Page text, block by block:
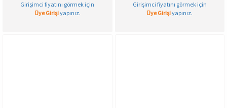
Girişimci fiyatını görmek için
Üye Girişiyapınız.
Girişimci fiyatını görmek için
Üye Girişiyapınız.